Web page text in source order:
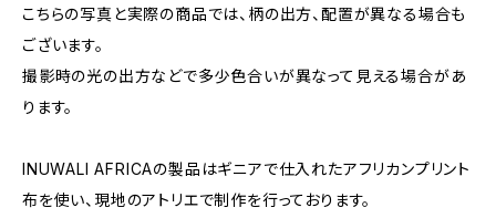
こちらの写真と実際の商品では、柄の出方、配置が異なる場合も
ございます。
撮影時の光の出方などで多少色合いが異なって見える場合があ
ります。
INUWALI AFRICAの製品はギニアで仕入れたアフリカンプリント
布を使い、現地のアトリエで制作を行っております。